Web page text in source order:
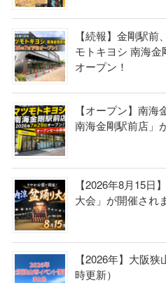
【続報】金剛駅
モトキヨシ 南海金
オープン！
【オープン】南
南海金剛駅前店」
【2026年8月15日
大会」が開催され
【2026年】大阪
時更新）